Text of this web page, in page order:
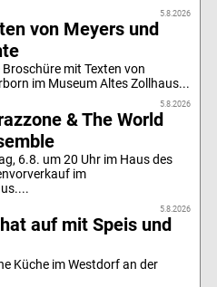
5.8.2026
von Meyers und
mit Texten von
im Museum Altes Zollhaus...
5.8.2026
& The World
6.8. um 20 Uhr im Haus des
im
5.8.2026
auf mit Speis und
Küche im Westdorf an der